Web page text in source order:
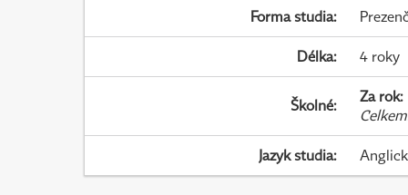
Forma studia:
Délka: 4 roky
Školné: Za rok:
Celkem
Jazyk studia: